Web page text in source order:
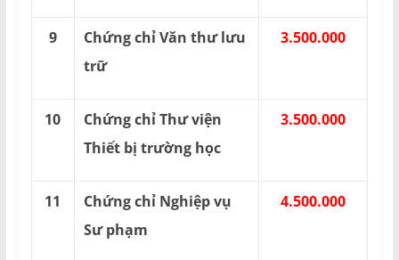
9
Chứng chỉ Văn thư lưu
trữ
3.500.000
10
Chứng chỉ Thư viện
Thiết bị trường học
3.500.000
11
Chứng chỉ Nghiệp vụ
Sư phạm
4.500.000